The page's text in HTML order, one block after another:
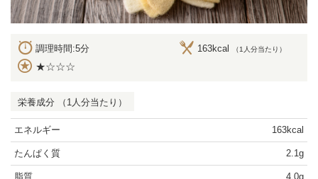
調理時間:5分 163kcal （1人分当たり）
★☆☆☆
栄養成分 （1人分当たり）
エネルギー 163kcal
たんぱく質 2.1g
脂質 4.0g